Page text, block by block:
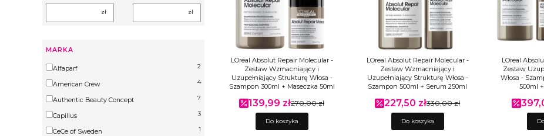
zł
zł
MARKA
Marka
Alfaparf 2
American Crew 4
Authentic Beauty Concept 7
Capillus 3
CeCe of Sweden 1
LOreal Absolut Repair Molecular -
Zestaw Wzmacniający i
Uzupełniający Strukturę Włosa -
Szampon 300ml + Maseczka 50ml
Cena promocyjna
139,99 zł270,00 zł
Do koszyka
LOreal Absolut Repair Molecular -
Zestaw Wzmacniający i
Uzupełniający Strukturę Włosa -
Szampon 500ml + Serum 250ml
Cena promocyjna
227,50 zł330,00 zł
Do koszyka
LOreal
Zestaw
Włosa -
500ml
Cena